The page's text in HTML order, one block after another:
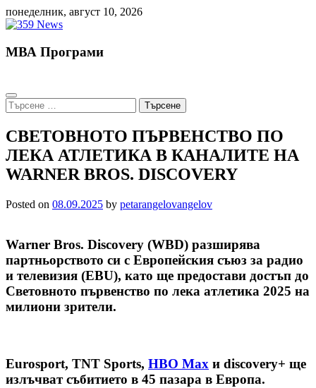
Skip
to
понеделник, август 10, 2026
МВА Програми
Търсене
за:
СВЕТОВНОТО ПЪРВЕНСТВО ПО
ЛЕКА АТЛЕТИКА В КАНАЛИТЕ НА
WARNER BROS. DISCOVERY
Posted on 08.09.2025 by petarangelovangelov
Warner Bros. Discovery (WBD) разширява
партньорството си с Европейския съюз за радио
и телевизия (EBU), като ще предостави достъп до
Световното първенство по лека атлетика 2025 на
милиони зрители.
Eurosport, TNT Sports, HBO Max и discovery+ ще
излъчват събитието в 45 пазара в Европа.